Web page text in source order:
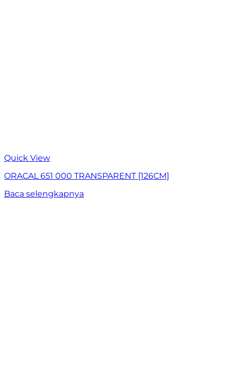
Quick View
ORACAL 651 000 TRANSPARENT [126CM]
Baca selengkapnya